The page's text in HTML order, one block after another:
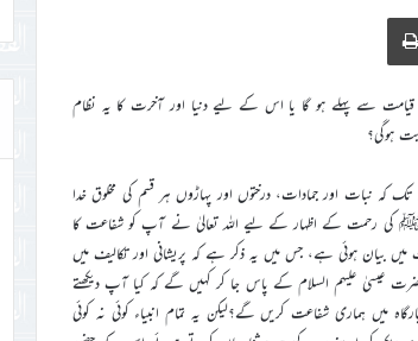
Share
Print
قیامت سے پہلے ہو گا یا اس کے لیے دنیا اور آخرت کا یہ نظام
ہوگی؟
نبات اور جمادات، درختوں اور پہاڑوں ہر قسم کی مخلوق خدا
کی رحمت کے اظہار کے لیے اللہ تعالیٰ نے آپ کو شفاعت کا
ہوئی ہے، جس میں یہ ذکر ہے کہ پریشانی اور تکالیف میں
علیہم السلام کے پاس جا کر کہیں گے کہ کیا آپ دیکھتے
ہماری شفاعت کریں گے؟لیکن یہ تمام انبیاء کوئی نہ کوئی